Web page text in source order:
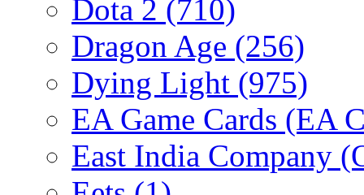
Dota 2 (710)
Dragon Age (256)
Dying Light (975)
EA Game Cards (EA
East India Company